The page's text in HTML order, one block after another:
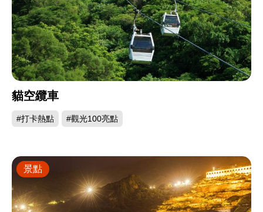
貓空纜車
#打卡熱點 #觀光100亮點
景點